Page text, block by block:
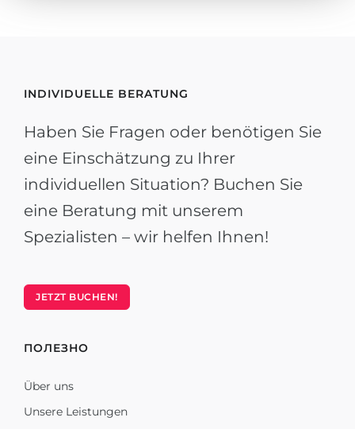
INDIVIDUELLE BERATUNG
Haben Sie Fragen oder benötigen Sie
eine Einschätzung zu Ihrer
individuellen Situation? Buchen Sie
eine Beratung mit unserem
Spezialisten – wir helfen Ihnen!
JETZT BUCHEN!
ПОЛЕЗНО
Über uns
Unsere Leistungen